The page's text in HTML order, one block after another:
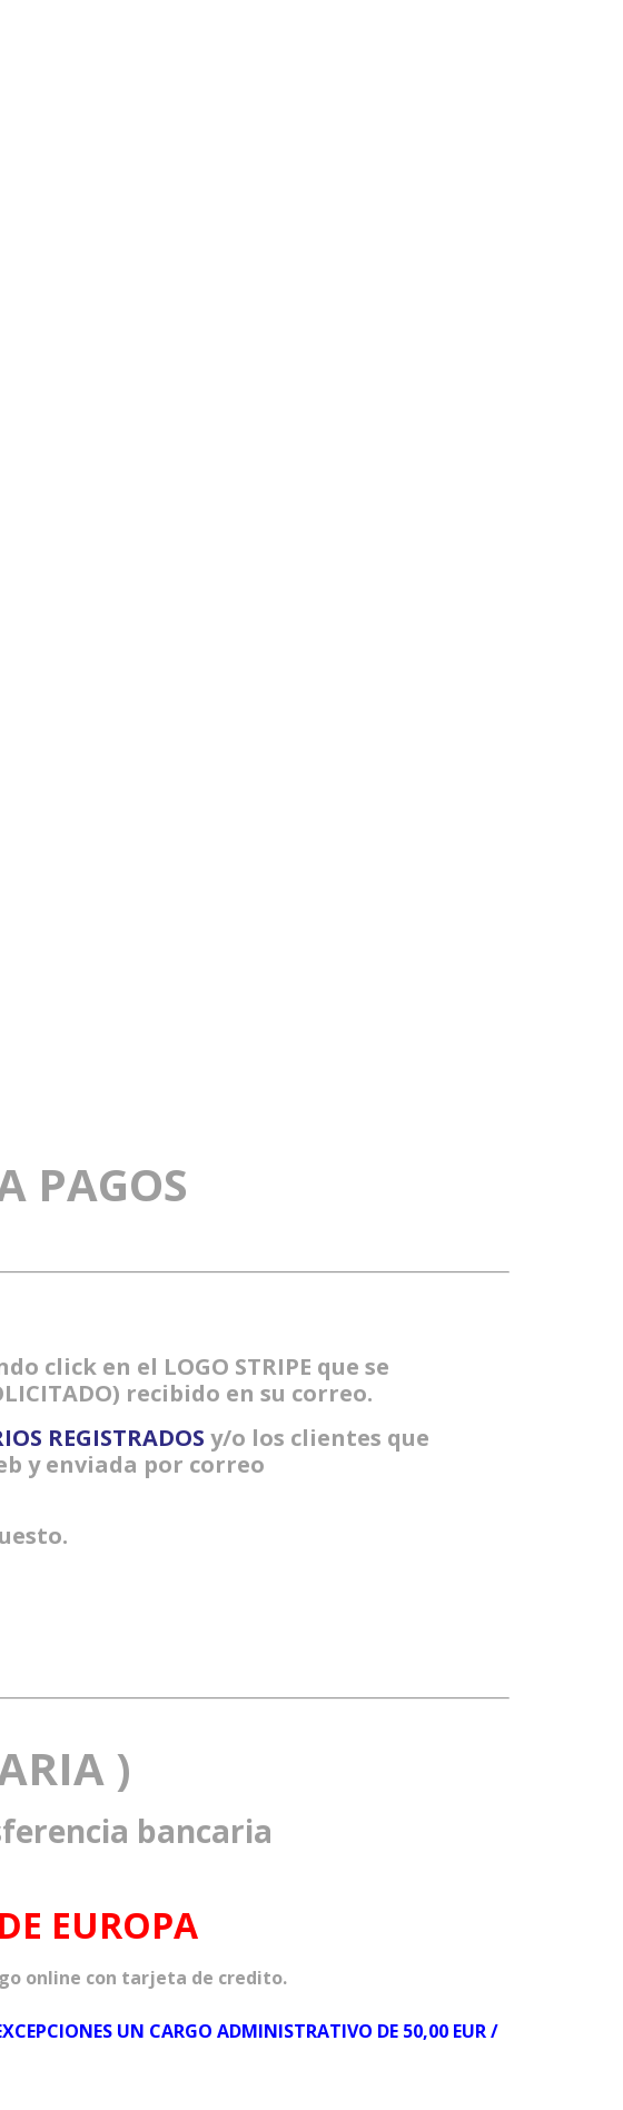
PAGOS
click en el LOGO STRIPE que se
recibido en su correo.
REGISTRADOS y/o los clientes que
y enviada por correo
)
bancaria
EUROPA
online con tarjeta de credito.
UN CARGO ADMINISTRATIVO DE 50,00 EUR /